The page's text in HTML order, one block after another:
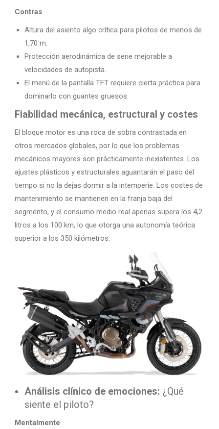
Contras
Altura del asiento algo crítica para pilotos de menos de
1,70 m.
Protección aerodinámica de serie mejorable a
velocidades de autopista.
El menú de la pantalla TFT requiere cierta práctica para
dominarlo con guantes gruesos.
Fiabilidad mecánica, estructural y costes
El bloque motor es una roca de sobra contrastada en
otros mercados globales, por lo que los problemas
mecánicos mayores son prácticamente inexistentes. Los
ajustes plásticos y estructurales aguantarán el paso del
tiempo si no la dejas dormir a la intemperie. Los costes de
mantenimiento se mantienen en la franja baja del
segmento, y el consumo medio real apenas supera los 4,2
litros a los 100 km, lo que otorga una autonomía teórica
superior a los 350 kilómetros.
Análisis clínico de emociones: ¿Qué
siente el piloto?
Mentalmente